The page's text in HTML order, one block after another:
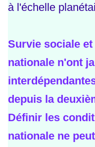
à l'échelle
Survie sociale
nationale n'ont
depuis la
Définir les
nationale ne